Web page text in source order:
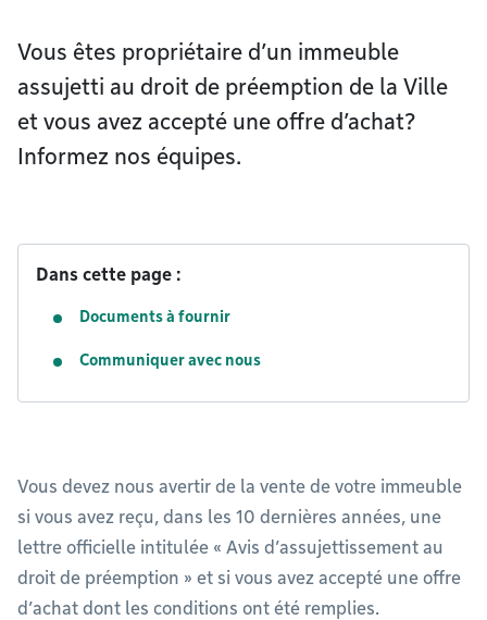
Vous êtes propriétaire d’un immeuble
assujetti au droit de préemption de la Ville
et vous avez accepté une offre d’achat?
Informez nos équipes.
Dans cette page :
Documents à fournir
Communiquer avec nous
Vous devez nous avertir de la vente de votre immeuble
si vous avez reçu, dans les 10 dernières années, une
lettre officielle intitulée « Avis d’assujettissement au
droit de préemption » et si vous avez accepté une offre
d’achat dont les conditions ont été remplies.